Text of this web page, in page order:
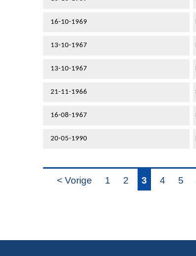
16-10-1969
13-10-1967
13-10-1967
21-11-1966
16-08-1967
20-05-1990
< Vorige 1 2 3 4 5